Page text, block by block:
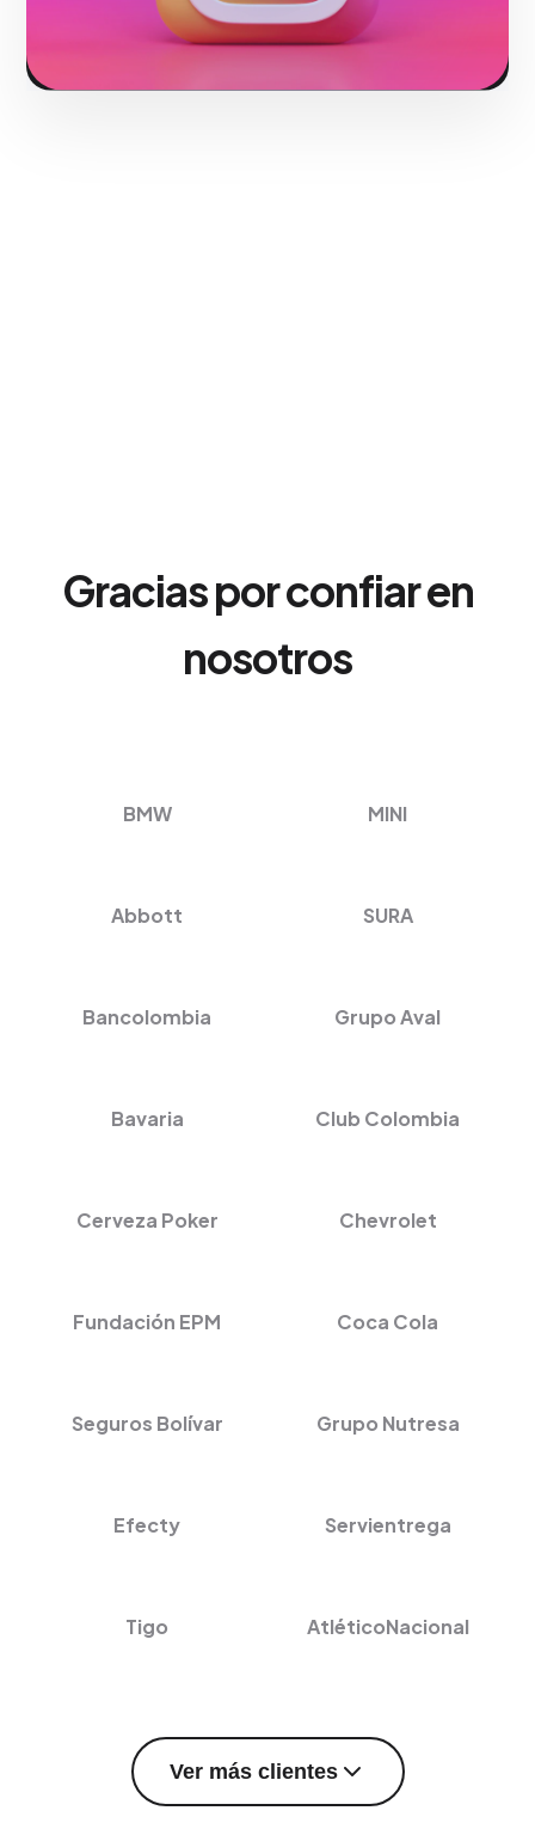
Gracias por confiar en
nosotros
BMW MINI
Abbott SURA
Bancolombia Grupo Aval
Bavaria Club Colombia
Cerveza Poker Chevrolet
Fundación EPM Coca Cola
Seguros Bolívar Grupo Nutresa
Efecty Servientrega
Tigo AtléticoNacional
Ver más clientes